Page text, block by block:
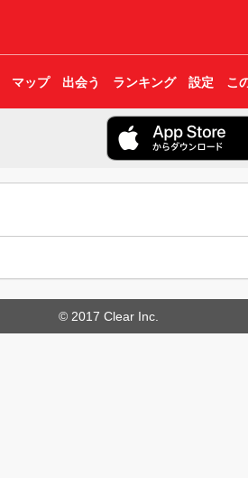
マップ 出会う ランキング 設定 こ
© 2017 Clear Inc.